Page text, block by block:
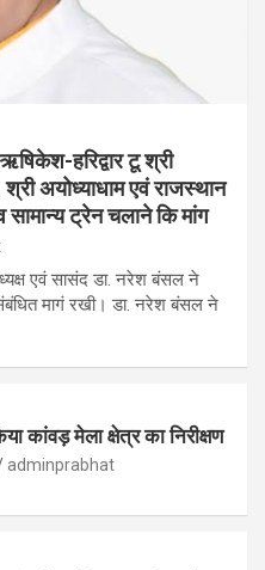
हरिद्वार टू श्री
अयोध्याधाम एवं राजस्थान
ट्रेन चलाने कि मांग
एवं सासंद डा. नरेश बंसल ने
मागं रखी। डा. नरेश बंसल ने
कांवड़ मेला क्षेत्र का निरीक्षण
adminprabhat